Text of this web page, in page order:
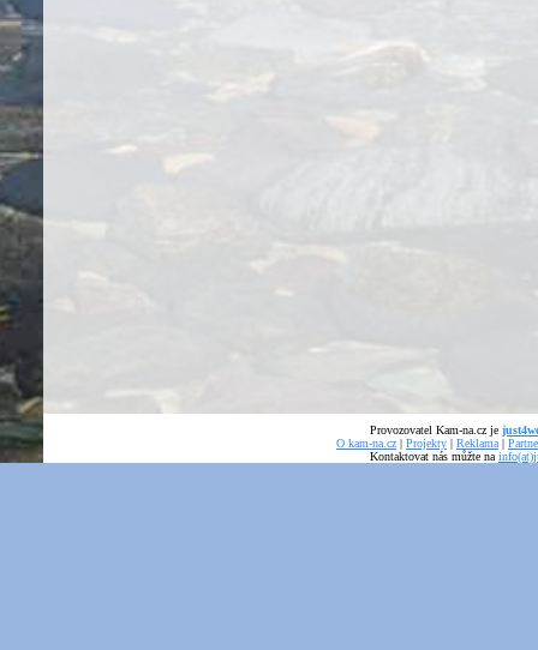
Provozovatel Kam-na.cz je
O kam-na.cz | Projekty | Reklama |
Kontaktovat nás můžte na